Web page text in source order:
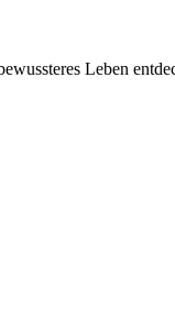
Leben